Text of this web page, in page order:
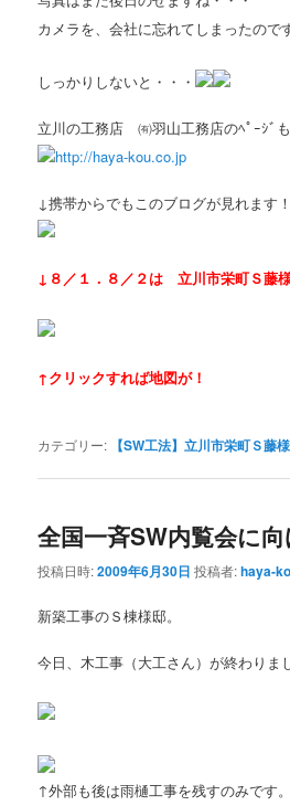
カメラを、会社に忘れてしまったので
しっかりしないと・・・
立川の工務店 ㈲羽山工務店のﾍﾟｰｼﾞ
http://haya-kou.co.jp
↓携帯からでもこのブログが見れます！
↓８／１．８／２は 立川市栄町Ｓ藤
↑クリックすれば地図が！
カテゴリー: 【SW工法】立川市栄町Ｓ藤
全国一斉SW内覧会に
投稿日時:2009年6月30日 投稿者:haya-
新築工事のＳ棟様邸。
今日、木工事（大工さん）が終わりま
↑外部も後は雨樋工事を残すのみです。